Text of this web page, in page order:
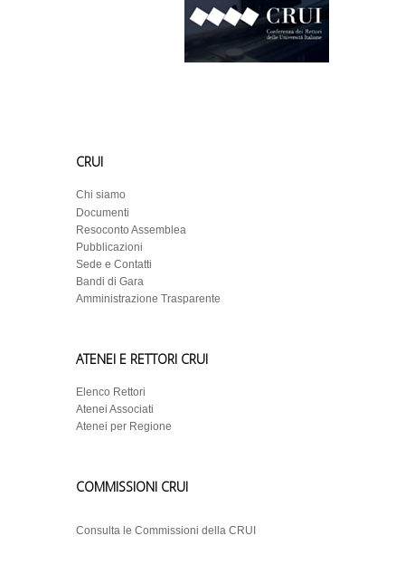
CRUI
Chi siamo
Documenti
Resoconto Assemblea
Pubblicazioni
Sede e Contatti
Bandi di Gara
Amministrazione Trasparente
ATENEI E RETTORI CRUI
Elenco Rettori
Atenei Associati
Atenei per Regione
COMMISSIONI CRUI
Consulta le Commissioni della CRUI